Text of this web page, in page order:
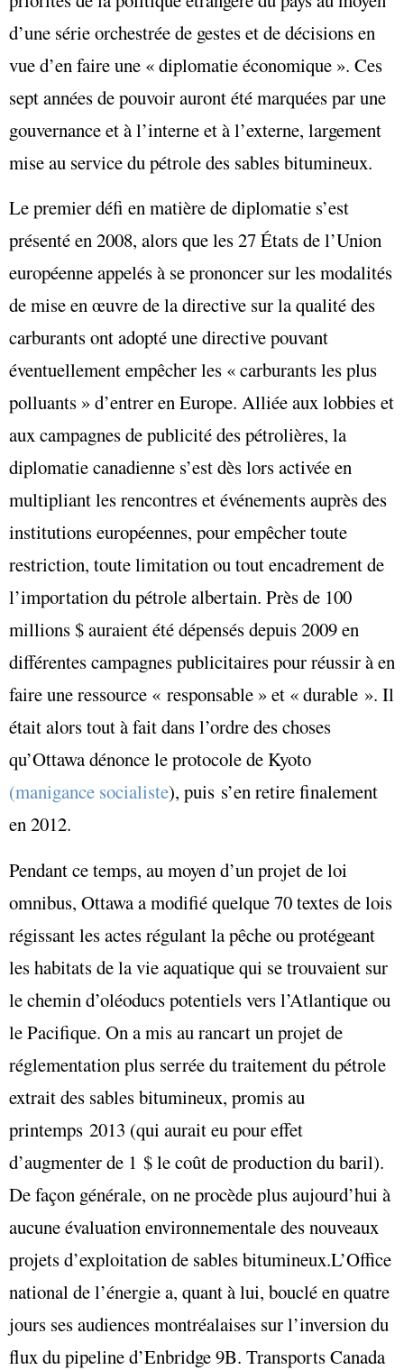
d’une série orchestrée de gestes et de décisions en
vue d’en faire une « diplomatie économique ». Ces
sept années de pouvoir auront été marquées par une
gouvernance et à l’interne et à l’externe, largement
mise au service du pétrole des sables bitumineux.
Le premier défi en matière de diplomatie s’est
présenté en 2008, alors que les 27 États de l’Union
européenne appelés à se prononcer sur les modalités
de mise en œuvre de la directive sur la qualité des
carburants ont adopté une directive pouvant
éventuellement empêcher les « carburants les plus
polluants » d’entrer en Europe. Alliée aux lobbies et
aux campagnes de publicité des pétrolières, la
diplomatie canadienne s’est dès lors activée en
multipliant les rencontres et événements auprès des
institutions européennes, pour empêcher toute
restriction, toute limitation ou tout encadrement de
l’importation du pétrole albertain. Près de 100
millions $ auraient été dépensés depuis 2009 en
différentes campagnes publicitaires pour réussir à en
faire une ressource « responsable » et « durable ». Il
était alors tout à fait dans l’ordre des choses
qu’Ottawa dénonce le protocole de Kyoto
(manigance socialiste), puis s’en retire finalement
en 2012.
Pendant ce temps, au moyen d’un projet de loi
omnibus, Ottawa a modifié quelque 70 textes de lois
régissant les actes régulant la pêche ou protégeant
les habitats de la vie aquatique qui se trouvaient sur
le chemin d’oléoducs potentiels vers l’Atlantique ou
le Pacifique. On a mis au rancart un projet de
réglementation plus serrée du traitement du pétrole
extrait des sables bitumineux, promis au
printemps 2013 (qui aurait eu pour effet
d’augmenter de 1 $ le coût de production du baril).
De façon générale, on ne procède plus aujourd’hui à
aucune évaluation environnementale des nouveaux
projets d’exploitation de sables bitumineux.L’Office
national de l’énergie a, quant à lui, bouclé en quatre
jours ses audiences montréalaises sur l’inversion du
flux du pipeline d’Enbridge 9B. Transports Canada